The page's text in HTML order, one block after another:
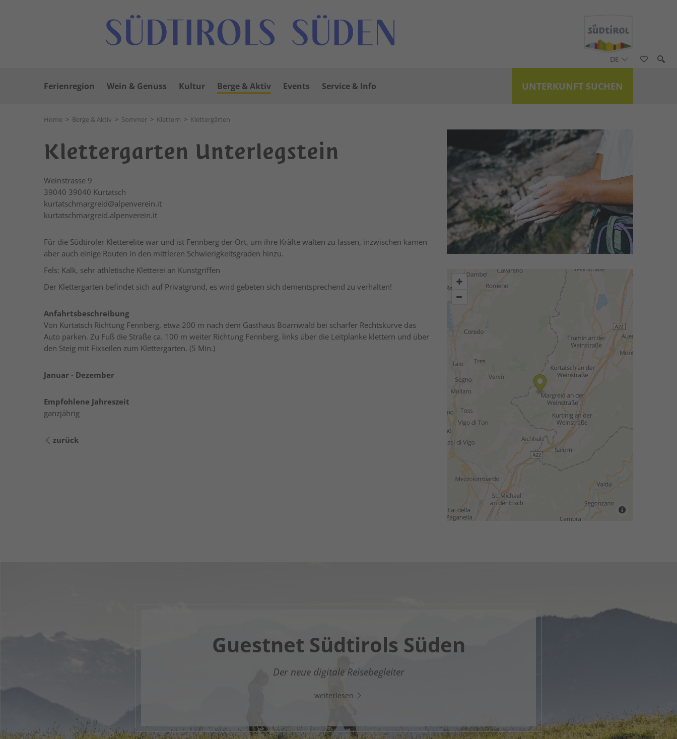
DE
UNTERKUNFT SUCHEN
Ferienregion Wein & Genuss Kultur Berge & Aktiv Events Service & Info
Home > Berge & Aktiv > Sommer > Klettern > Klettergärten
Klettergarten Unterlegstein
Weinstrasse 9
39040 39040 Kurtatsch
kurtatschmargreid@alpenverein.it
kurtatschmargreid.alpenverein.it
Für die Südtiroler Kletterelite war und ist Fennberg der Ort, um ihre Kräfte walten zu lassen, inzwischen kamen
aber auch einige Routen in den mittleren Schwierigkeitsgraden hinzu.
Fels: Kalk, sehr athletische Kletterei an Kunstgriffen
Der Klettergarten befindet sich auf Privatgrund, es wird gebeten sich dementsprechend zu verhalten!
Anfahrtsbeschreibung
Von Kurtatsch Richtung Fennberg, etwa 200 m nach dem Gasthaus Boarnwald bei scharfer Rechtskurve das
Auto parken. Zu Fuß die Straße ca. 100 m weiter Richtung Fennberg, links über die Leitplanke klettern und über
den Steig mit Fixseilen zum Klettergarten. (5 Min.)
Januar - Dezember
Empfohlene Jahreszeit
ganzjährig
zurück
Chatbot OTTO
Dein digitaler Assistent in Südtirols Süden - Klicke auf den Link, öffne
Whats App und chatte direkt los!
Guestnet Südtirols Süden
Der neue digitale Reisebegleiter
weiterlesen